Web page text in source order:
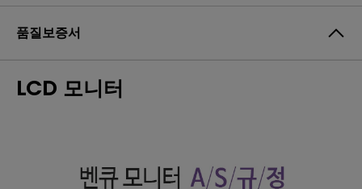
품질보증서
LCD 모니터